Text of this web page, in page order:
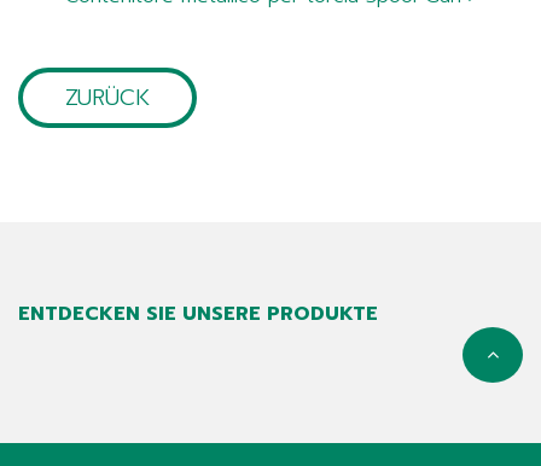
ZURÜCK
ENTDECKEN SIE UNSERE PRODUKTE